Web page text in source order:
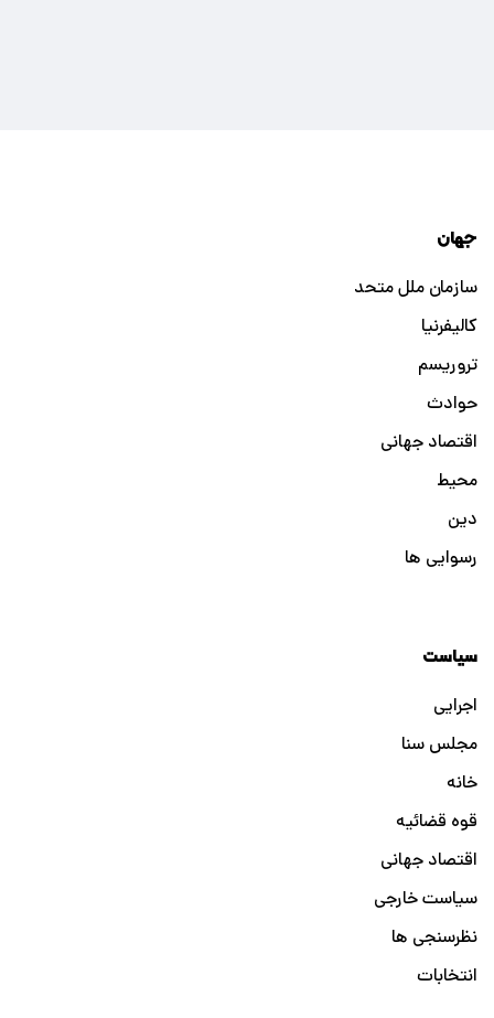
جهان
سازمان ملل متحد
کالیفرنیا
تروریسم
حوادث
اقتصاد جهانی
محیط
دین
رسوایی ها
سیاست
اجرایی
مجلس سنا
خانه
قوه قضائیه
اقتصاد جهانی
سیاست خارجی
نظرسنجی ها
انتخابات